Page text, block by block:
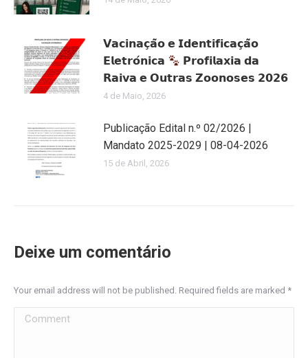
𝗩𝗮𝗰𝗶𝗻𝗮𝗰̧𝗮̃𝗼 𝗲 𝗜𝗱𝗲𝗻𝘁𝗶𝗳𝗶𝗰𝗮𝗰̧𝗮̃𝗼
𝗘𝗹𝗲𝘁𝗿𝗼́𝗻𝗶𝗰𝗮
𝗣𝗿𝗼𝗳𝗶𝗹𝗮𝘅𝗶𝗮 𝗱𝗮
𝗥𝗮𝗶𝘃𝗮 𝗲 𝗢𝘂𝘁𝗿𝗮𝘀 𝗭𝗼𝗼𝗻𝗼𝘀𝗲𝘀 𝟮𝟬𝟮𝟲
4 de Maio, 2026
Publicação Edital n.º 02/2026 |
Mandato 2025-2029 | 08-04-2026
15 de Abril, 2026
Deixe um comentário
Your email address will not be published. Required fields are marked *
Comment